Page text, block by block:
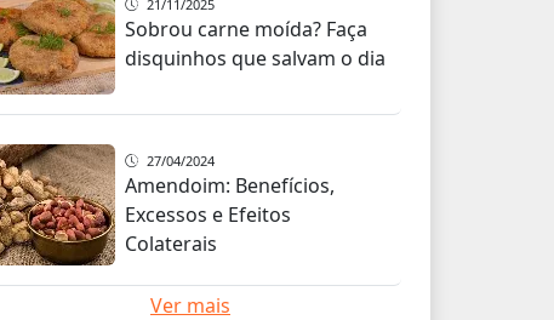
21/11/2025
Sobrou carne moída? Faça
disquinhos que salvam o dia
27/04/2024
Amendoim: Benefícios,
Excessos e Efeitos
Colaterais
Ver mais